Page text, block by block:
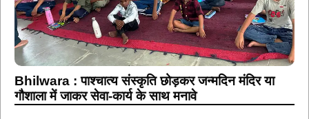
Bhilwara : पाश्चात्य संस्कृति छोड़कर जन्मदिन मंदिर या
गौशाला में जाकर सेवा-कार्य के साथ मनावे